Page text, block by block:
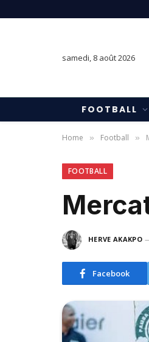
samedi, 8 août 2026
FOOTBALL
Home » Football »
FOOTBALL
HERVE AKAKPO
Facebook